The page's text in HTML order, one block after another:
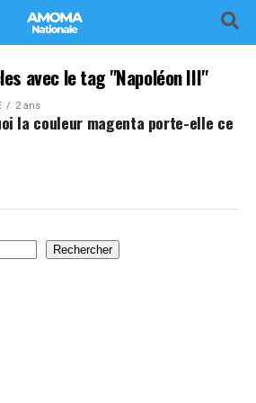
avec le tag "Napoléon III"
2 ans
la couleur magenta porte-elle ce
Rechercher